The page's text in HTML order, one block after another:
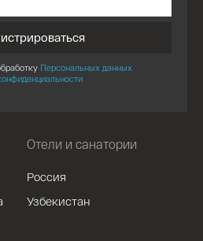
Отели и санатории
Россия
Узбекистан
Персональных данных